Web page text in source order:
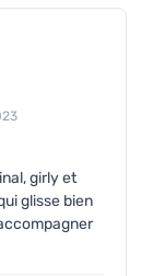
girly et
glisse bien